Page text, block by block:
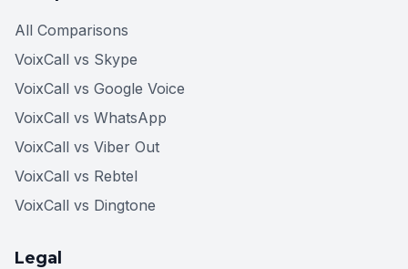
All Comparisons
VoixCall vs Skype
VoixCall vs Google Voice
VoixCall vs WhatsApp
VoixCall vs Viber Out
VoixCall vs Rebtel
VoixCall vs Dingtone
Legal